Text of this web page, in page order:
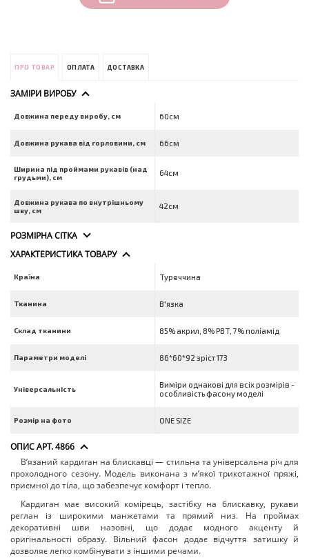
ПРО ТОВАР ОПЛАТА ДОСТАВКА
ЗАМІРИ ВИРОБУ
Довжина переду виробу, см 60см
Довжина рукава від горловини, см 66см
Ширина під проймами рукавів (над
грудьми), см
64см
Довжина рукава по внутрішньому
шву, см
42см
РОЗМІРНА СІТКА
ХАРАКТЕРИСТИКА ТОВАРУ
Країна Туреччина
Тканина В'язка
Склад тканини 85% акрил, 8% PBT, 7% поліамід
Параметри моделі 86*60*92 зріст 173
Універсальність
Виміри однакові для всіх розмірів -
особливість фасону моделі
Розмір на фото ONE SIZE
ОПИС АРТ. 4866
В’язаний кардиган на блискавці — стильна та універсальна річ для
прохолодного сезону. Модель виконана з м’якої трикотажної пряжі,
приємної до тіла, що забезпечує комфорт і тепло.
Кардиган має високий комірець, застібку на блискавку, рукави
реглан із широкими манжетами та прямий низ. На проймах
декоративні шви назовні, що додає модного акценту й
оригінальності образу. Вільний фасон додає відчуття затишку й
дозволяє легко комбінувати з іншими речами.